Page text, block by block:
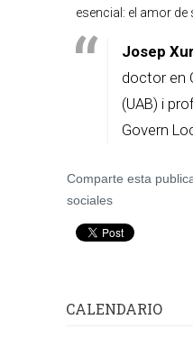
esencial: el amor de
Josep
doctor en
(UAB) i
Govern
Comparte esta
sociales
CALENDARIO